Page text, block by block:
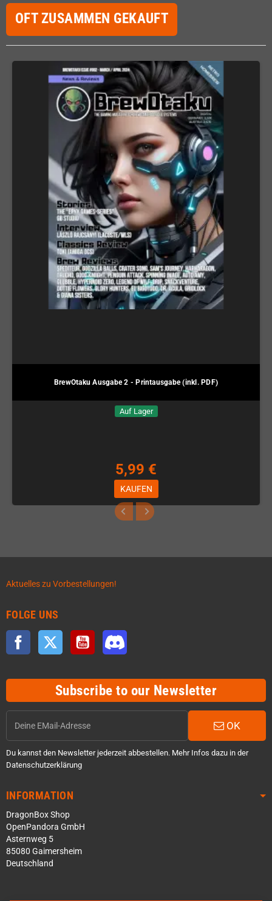
OFT ZUSAMMEN GEKAUFT
BrewOtaku Ausgabe 2 - Printausgabe (inkl. PDF)
Auf Lager
5,99 €
KAUFEN
Aktuelles zu Vorbestellungen!
FOLGE UNS
Facebook Twitter YouTube
Subscribe to our Newsletter
OK
Du kannst den Newsletter jederzeit abbestellen. Mehr Infos dazu in der
Datenschutzerklärung
INFORMATION
DragonBox Shop
OpenPandora GmbH
Asternweg 5
85080 Gaimersheim
Deutschland